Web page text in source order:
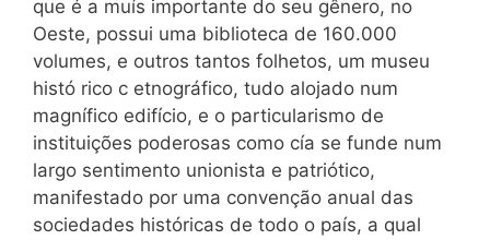
que é a muís importante do seu gênero, no
Oeste, possui uma biblioteca de 160.000
volumes, e outros tantos folhetos, um museu
histó rico c etnográfico, tudo alojado num
magnífico edifício, e o particularismo de
instituições poderosas como cía se funde num
largo sentimento unionista e patriótico,
manifestado por uma convenção anual das
sociedades históricas de todo o país, a qual